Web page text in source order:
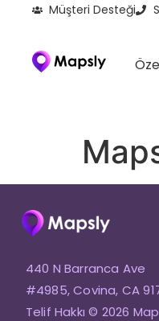
Müşteri Desteği
440 N Barranca Ave
#4985, Covina, CA
Telif Hakkı © 2026